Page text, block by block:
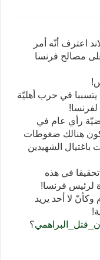
اعترف أنّه أمر
مصالح فرنسا
!
يتسببا في حرب أهليّة
رأي عام في
تكون هنالك ضغوطات
الشهيدين
تحقيقا في هذه
لرئيس فرنسا!
لا أحد يريد
؟